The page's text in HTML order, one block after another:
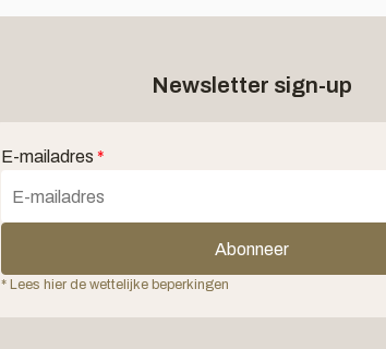
Newsletter sign-up
E-mailadres *
Abonneer
* Lees hier de wettelijke beperkingen